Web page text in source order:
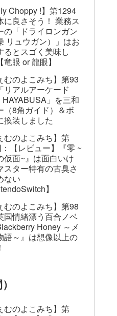
Choppy !】第1294
に良さそう！ 業務ス
の「ドライロンガン
リュウガン）」はお
るとスゴく美味し
竜眼 or 龍眼】
むのよこみち】第93
リアルアーケード
HAYABUSA」を三和
（8角ガイド）＆ボ
換装しました
むのよこみち】第
【レビュー】『零 ~
仮面~』は面白いけ
スター特有の古臭さ
ない
】
むのよこみち】第98
国情緒漂う百合ノベ
Honey ～メ
語～』は想像以上の
むのよこみち】第